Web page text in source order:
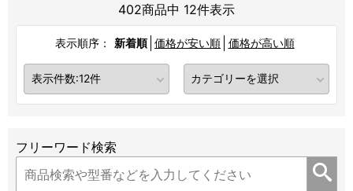
402商品中 12件表示
表示順序： 新着順 価格が安い順 価格が高い順
フリーワード検索